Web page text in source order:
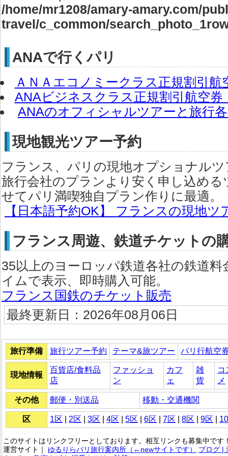
/home/mr1208/amary-amary.com/
travel/c_common/
ANAで行くパリ
ＡＮＡエコノミークラス正規割引
ANAビジネスクラス正規割引航空券
ANAのオフィシャルツアーと旅行
現地観光ツアー予約
フランス、パリの現地オプショナル
旅行会社のプランより安く申し込め
せてパリ満喫独自プラン作りに最適。
【日本語予約OK】 フランスの現地ツ
フランス周遊、鉄道チケットの
35以上のヨーロッパ鉄道各社の鉄道
イムで表示、即時購入可能。
フランス国鉄のチケット販売
最終更新日：2026年08月06日
旅行準備 旅行ツアー予約 テーマ&旅ツアー パリ行航空
現地情報
百貨店/食料品
店
ファッショ
ン
カフ
ェ
雑
貨
コ
メ
その他 郵便・別送品 移動・交通機関
区 1区 2区 3区 4区 5区 6区 7区 8区 9区
このサイトはリンクフリーとしております。相互リンクも募集中です
運営サイト｜ ゆるりらパリ旅行案内所（←newサイトです）
ブログ |